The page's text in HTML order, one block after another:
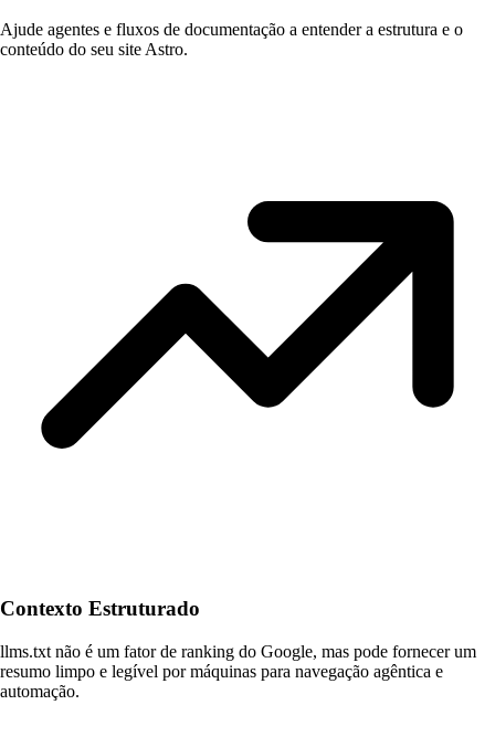
Ajude agentes e fluxos de documentação a entender a estrutura e o
conteúdo do seu site Astro.
Contexto Estruturado
llms.txt não é um fator de ranking do Google, mas pode fornecer um
resumo limpo e legível por máquinas para navegação agêntica e
automação.